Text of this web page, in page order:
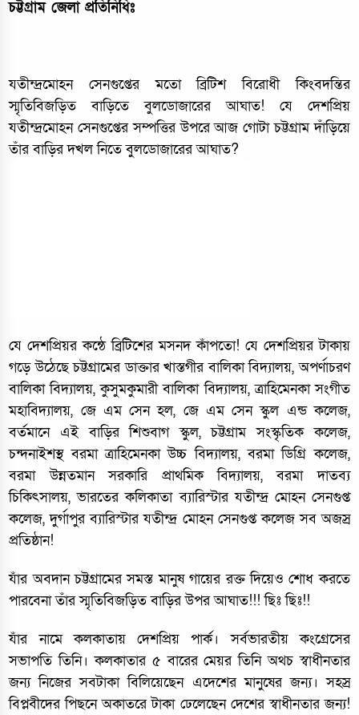
চট্টগ্রাম জেলা প্রতিনিধিঃ
যতীন্দ্রমোহন সেনগুপ্তের মতো ব্রিটিশ বিরোধী কিংবদন্তির
স্মৃতিবিজড়িত বাড়িতে বুলডোজারের আঘাত! যে দেশপ্রিয়
যতীন্দ্রমোহন সেনগুপ্তের সম্পত্তির উপরে আজ গোটা চট্টগ্রাম দাঁড়িয়ে
তাঁর বাড়ির দখল নিতে বুলডোজারের আঘাত?
যে দেশপ্রিয়র কন্ঠে ব্রিটিশের মসনদ কাঁপতো! যে দেশপ্রিয়র টাকায়
গড়ে উঠেছে চট্টগ্রামের ডাক্তার খাস্তগীর বালিকা বিদ্যালয়, অপর্ণাচরণ
বালিকা বিদ্যালয়, কুসুমকুমারী বালিকা বিদ্যালয়, ত্রাহিমেনকা সংগীত
মহাবিদ্যালয়, জে এম সেন হল, জে এম সেন স্কুল এন্ড কলেজ,
বর্তমানে এই বাড়ির শিশুবাগ স্কুল, চট্টগ্রাম সংস্কৃতিক কলেজ,
চন্দনাইশস্থ বরমা ত্রাহিমেনকা উচ্চ বিদ্যালয়, বরমা ডিগ্রি কলেজ,
বরমা উন্নতমান সরকারি প্রাথমিক বিদ্যালয়, বরমা দাতব্য
চিকিৎসালয়, ভারতের কলিকাতা ব্যারিস্টার যতীন্দ্র মোহন সেনগুপ্ত
কলেজ, দুর্গাপুর ব্যারিস্টার যতীন্দ্র মোহন সেনগুপ্ত কলেজ সব অজস্র
প্রতিষ্ঠান!
যাঁর অবদান চট্টগ্রামের সমস্ত মানুষ গায়ের রক্ত দিয়েও শোধ করতে
পারবেনা তাঁর স্মৃতিবিজড়িত বাড়ির উপর আঘাত!!! ছিঃ ছিঃ!!
যাঁর নামে কলকাতায় দেশপ্রিয় পার্ক। সর্বভারতীয় কংগ্রেসের
সভাপতি তিনি। কলকাতার ৫ বারের মেয়র তিনি অথচ স্বাধীনতার
জন্য নিজের সবটাকা বিলিয়েছেন এদেশের মানুষের জন্য। সহস্র
বিপ্লবীদের পিছনে অকাতরে টাকা ঢেলেছেন দেশের স্বাধীনতার জন্য!